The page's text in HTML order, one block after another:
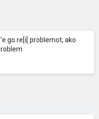
go re[i[ problemot, ako